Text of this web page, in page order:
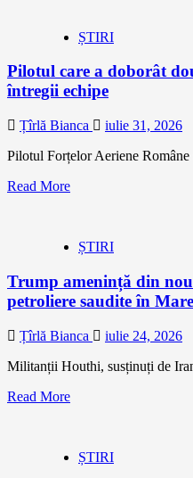
ȘTIRI
Pilotul care a doborât
întregii echipe
Țîrlă Bianca
iulie 31, 2026
Pilotul Forțelor Aeriene Române
Read More
ȘTIRI
Trump amenință din
petroliere saudite în
Țîrlă Bianca
iulie 24, 2026
Militanții Houthi, susținuți de
Read More
ȘTIRI